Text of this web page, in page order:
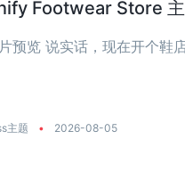
Footwear Store
预览 说实话，现在开个鞋
主题 • 2026-08-05